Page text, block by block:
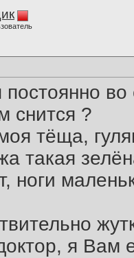
постоянно
снится ?
тёща,
такая
ноги
я Вам